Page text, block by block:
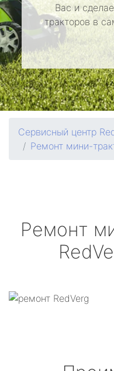
Вас и
тракторов в
Сервисный центр
Ремонт мини-
Ремонт